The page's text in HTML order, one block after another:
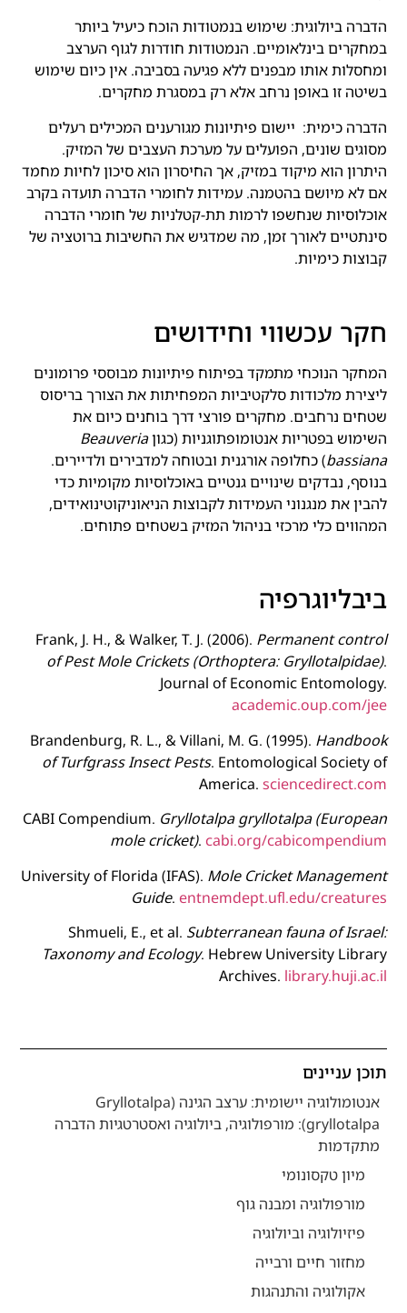
הדברה ביולוגית: שימוש בנמטודות הוכח כיעיל ביותר
במחקרים בינלאומיים. הנמטודות חודרות לגוף הערצב
ומחסלות אותו מבפנים ללא פגיעה בסביבה. אין כיום שימוש
בשיטה זו באופן נרחב אלא רק במסגרת מחקרים.
הדברה כימית: יישום פיתיונות מגורענים המכילים רעלים
מסוגים שונים, הפועלים על מערכת העצבים של המזיק.
היתרון הוא מיקוד במזיק, אך החיסרון הוא סיכון לחיות מחמד
אם לא מיושם בהטמנה. עמידות לחומרי הדברה תועדה בקרב
אוכלוסיות שנחשפו לרמות תת-קטלניות של חומרי הדברה
סינתטיים לאורך זמן, מה שמדגיש את החשיבות ברוטציה של
קבוצות כימיות.
חקר עכשווי וחידושים
המחקר הנוכחי מתמקד בפיתוח פיתיונות מבוססי פרומונים
ליצירת מלכודות סלקטיביות המפחיתות את הצורך בריסוס
שטחים נרחבים. מחקרים פורצי דרך בוחנים כיום את
השימוש בפטריות אנטומופתוגניות (כגוןBeauveria
bassiana) כחלופה אורגנית ובטוחה למדבירים ולדיירים.
בנוסף, נבדקים שינויים גנטיים באוכלוסיות מקומיות כדי
להבין את מנגנוני העמידות לקבוצות הניאוניקוטינואידים,
המהווים כלי מרכזי בניהול המזיק בשטחים פתוחים.
ביבליוגרפיה
Frank, J. H., & Walker, T. J. (2006). Permanent control
of Pest Mole Crickets (Orthoptera: Gryllotalpidae).
Journal of Economic Entomology.
academic.oup.com/jee
Brandenburg, R. L., & Villani, M. G. (1995). Handbook
of Turfgrass Insect Pests. Entomological Society of
America. sciencedirect.com
CABI Compendium. Gryllotalpa gryllotalpa (European
mole cricket). cabi.org/cabicompendium
University of Florida (IFAS). Mole Cricket Management
Guide. entnemdept.ufl.edu/creatures
Shmueli, E., et al. Subterranean fauna of Israel:
Taxonomy and Ecology. Hebrew University Library
Archives. library.huji.ac.il
תוכן עניינים
אנטומולוגיה יישומית: ערצב הגינה (Gryllotalpa
gryllotalpa): מורפולוגיה, ביולוגיה ואסטרטגיות הדברה
מתקדמות
מיון טקסונומי
מורפולוגיה ומבנה גוף
פיזיולוגיה וביולוגיה
מחזור חיים ורבייה
אקולוגיה והתנהגות